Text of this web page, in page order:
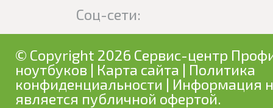
Соц-сети:
© Copyright 2026 Сервис-центр
ноутбуков | Карта сайта | Политика
конфиденциальности | Информация
является публичной офертой.